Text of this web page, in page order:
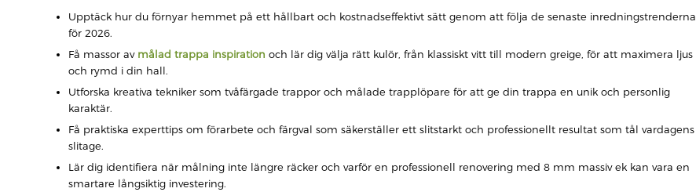
Upptäck hur du förnyar hemmet på ett hållbart och kostnadseffektivt sätt genom att följa de senaste inredningstrenderna
för 2026.
Få massor av målad trappa inspiration och lär dig välja rätt kulör, från klassiskt vitt till modern greige, för att maximera ljus
och rymd i din hall.
Utforska kreativa tekniker som tvåfärgade trappor och målade trapplöpare för att ge din trappa en unik och personlig
karaktär.
Få praktiska experttips om förarbete och färgval som säkerställer ett slitstarkt och professionellt resultat som tål vardagens
slitage.
Lär dig identifiera när målning inte längre räcker och varför en professionell renovering med 8 mm massiv ek kan vara en
smartare långsiktig investering.